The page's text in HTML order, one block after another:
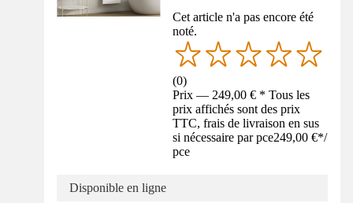
Cet article n'a pas encore été
noté.
(0)
Prix — 249,00 € * Tous les
prix affichés sont des prix
TTC, frais de livraison en sus
si nécessaire par pce249,00 €*/
pce
Disponible en ligne